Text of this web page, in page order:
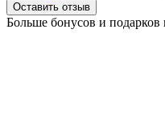
Оставить отзыв
Больше бонусов и